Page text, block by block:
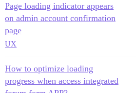
Page loading indicator appears
on admin account confirmation
page
UX
How to optimize loading
progress when access integrated